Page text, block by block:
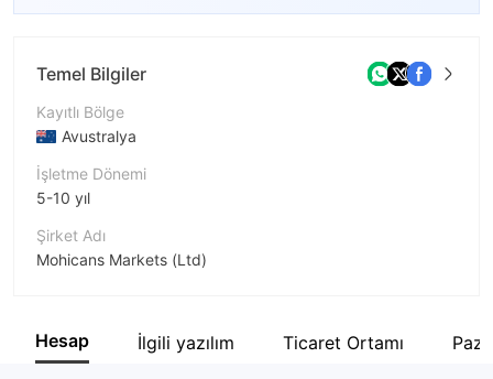
Temel Bilgiler
Kayıtlı Bölge
Avustralya
İşletme Dönemi
5-10 yıl
Şirket Adı
Mohicans Markets (Ltd)
Şirket çalışanı
Hesap İlgili yazılım Ticaret Ortamı